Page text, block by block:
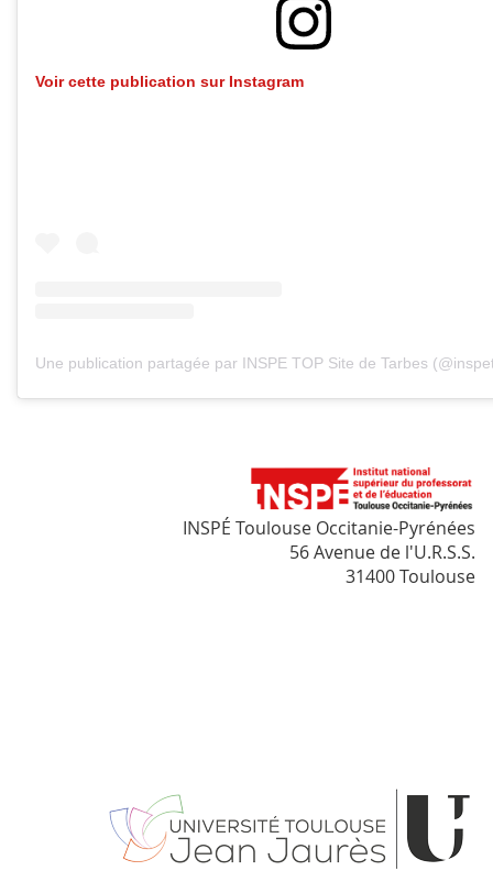
Voir cette publication sur Instagram
Une publication partagée par INSPE TOP Site de Tarbes
INSPÉ Toulouse Occitanie-Pyrénées
56 Avenue de l'U.R.S.S.
31400 Toulouse